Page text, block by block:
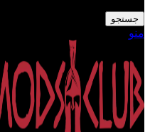
جستجو
منو